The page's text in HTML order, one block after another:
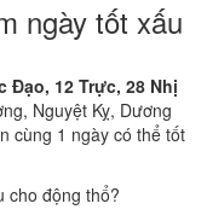
ngày tốt xấu
Đạo, 12 Trực, 28 Nhị
Nguyệt Kỵ, Dương
cùng 1 ngày có thể tốt
cho động thổ?